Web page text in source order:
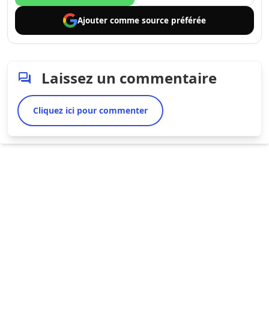
Ajouter comme source préférée
Laissez un commentaire
Cliquez ici pour commenter